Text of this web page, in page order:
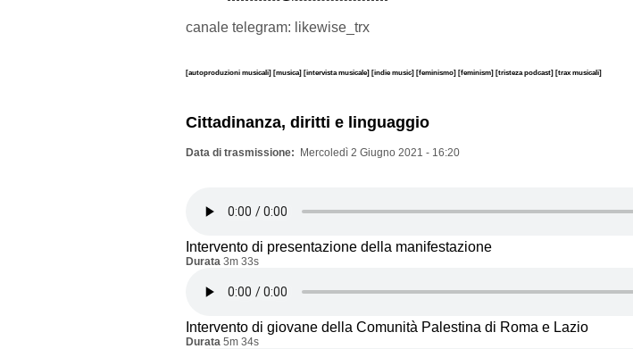
canale telegram: likewise_trx
[autoproduzioni musicali] [musica] [intervista musicale] [indie music] [feminismo] [feminism] [tristeza podcast] [trax musicali]
Cittadinanza, diritti e linguaggio
Data di trasmissione Mercoledì 2 Giugno 2021 - 16:20
Intervento di presentazione della manifestazione
Durata 3m 33s
Intervento di giovane della Comunità Palestina di Roma e Lazio
Durata 5m 34s